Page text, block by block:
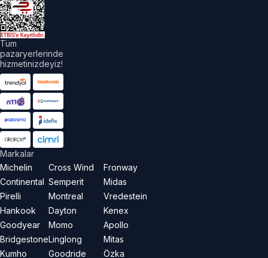
Tüm
pazaryerlerinde
hizmetinizdeyiz!
Markalar
Michelin
Continental
Pirelli
Hankook
Goodyear
Bridgestone
Kumho
Cross Wind
Semperit
Montreal
Dayton
Momo
Linglong
Goodride
Fronway
Midas
Vredestein
Kenex
Apollo
Mitas
Özka